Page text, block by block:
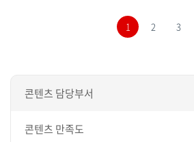
1 2 3
콘텐츠 담당부서
콘텐츠 만족도